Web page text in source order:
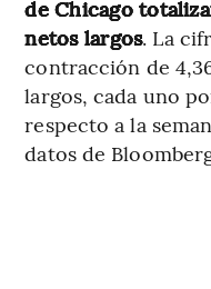
de Chicago
netos largos. La
contracción de
largos, cada uno
respecto a la
datos de